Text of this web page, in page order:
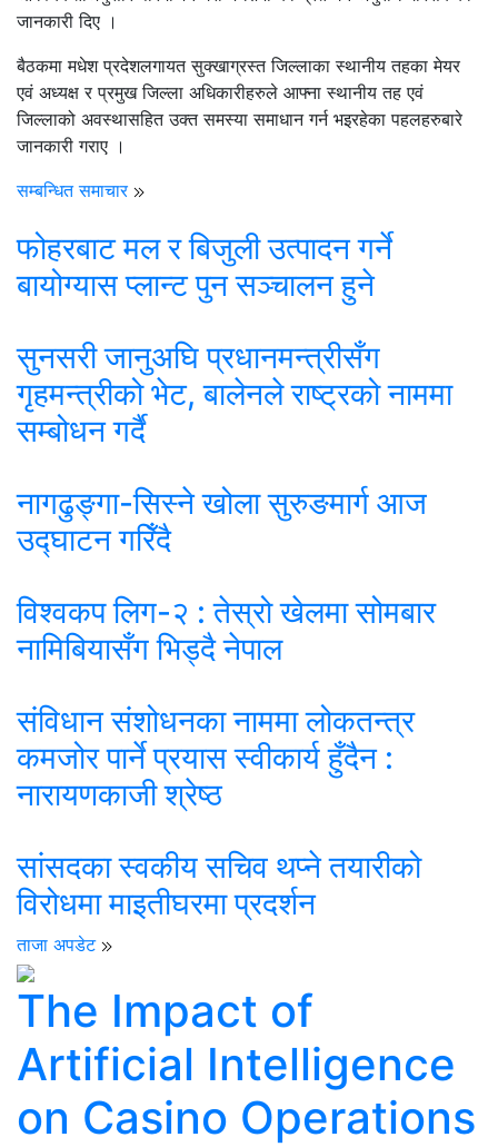
जानकारी दिए ।
बैठकमा मधेश प्रदेशलगायत सुक्खाग्रस्त जिल्लाका स्थानीय तहका मेयर
एवं अध्यक्ष र प्रमुख जिल्ला अधिकारीहरुले आफ्ना स्थानीय तह एवं
जिल्लाको अवस्थासहित उक्त समस्या समाधान गर्न भइरहेका पहलहरुबारे
जानकारी गराए ।
सम्बन्धित समाचार
फोहरबाट मल र बिजुली उत्पादन गर्ने
बायोग्यास प्लान्ट पुन सञ्चालन हुने
सुनसरी जानुअघि प्रधानमन्त्रीसँग
गृहमन्त्रीको भेट, बालेनले राष्ट्रको नाममा
सम्बोधन गर्दै
नागढुङ्गा-सिस्ने खोला सुरुङमार्ग आज
उद्घाटन गरिँदै
विश्वकप लिग-२ : तेस्रो खेलमा सोमबार
नामिबियासँग भिड्दै नेपाल
संविधान संशोधनका नाममा लोकतन्त्र
कमजोर पार्ने प्रयास स्वीकार्य हुँदैन :
नारायणकाजी श्रेष्ठ
सांसदका स्वकीय सचिव थप्ने तयारीको
विरोधमा माइतीघरमा प्रदर्शन
ताजा अपडेट
The Impact of
Artificial Intelligence
on Casino Operations